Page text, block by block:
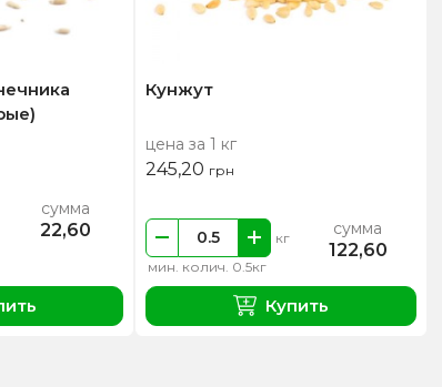
сумма
22,60
Кунжут
цена за 1 кг
245,20 грн
мин. колич. 0.5кг
кг сумма
122,60
Купить